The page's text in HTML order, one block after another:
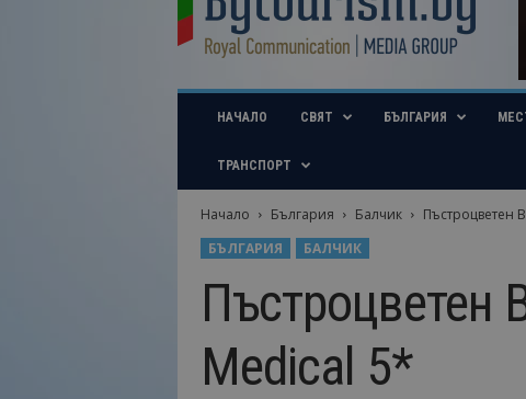
u
i
b
НАЧАЛО СВЯТ БЪЛГАРИЯ
ТРАНСПОРТ
Начало България Балчик
Пъстроцветен
БЪЛГАРИЯ
БАЛЧИК
Пъстроцветен
Medical 5*